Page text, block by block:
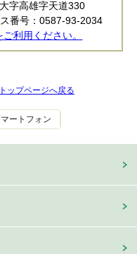
字高雄字天道330
番号：0587-93-2034
利用ください。
トップページへ戻る
マートフォン